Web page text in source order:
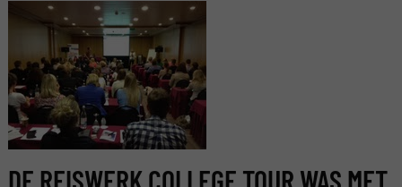
DE REISWERK COLLEGE TOUR WAS MET